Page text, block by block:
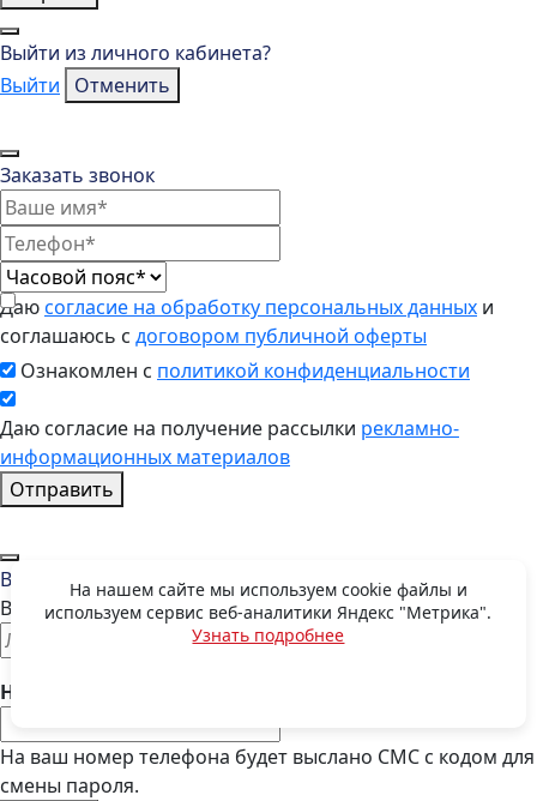
Выйти из личного кабинета?
Выйти
Отменить
Заказать звонок
Даюсогласие на обработку персональных данных и
соглашаюсь с договором публичной оферты
Ознакомлен с политикой конфиденциальности
Даю согласие на получение рассылки рекламно-
информационных материалов
Отправить
Восстановить пароль
Введите E-mail, указанный при регистрации
Номер телефона:
На ваш номер телефона будет выслано СМС с кодом для
смены пароля.
На нашем сайте мы используем cookie файлы и
используем сервис веб-аналитики Яндекс "Метрика".
Узнать подробнее